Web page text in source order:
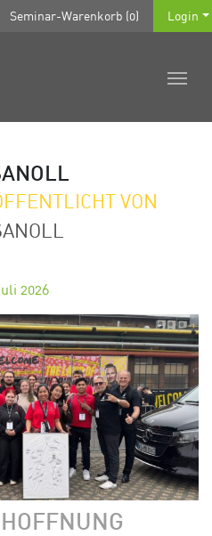
Seminar-Warenkorb (0) Login
VON
2026